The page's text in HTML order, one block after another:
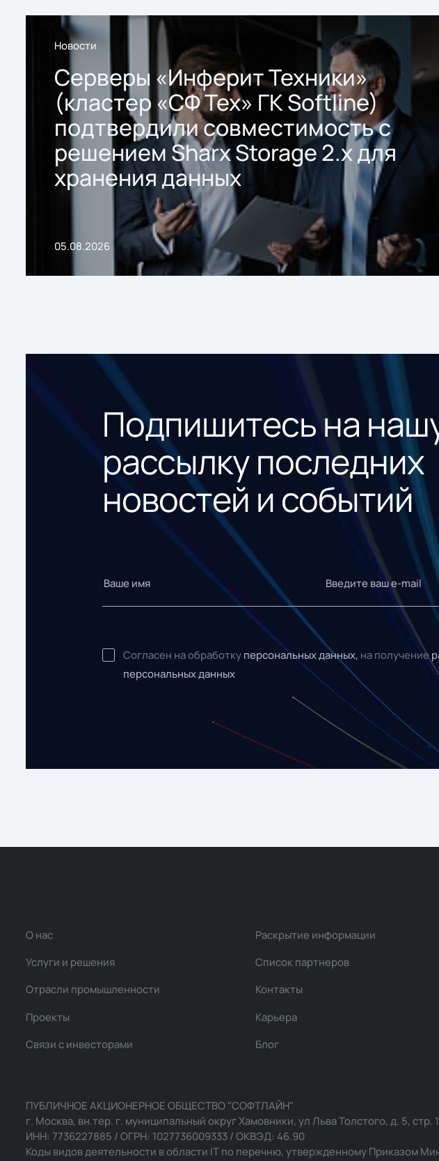
Новости
Серверы «Инферит Техники»
(кластер «СФ Тех» ГК Softline)
подтвердили совместимость с
решением Sharx Storage 2.x для
хранения данных
05.08.2026
Подпишитесь на
рассылку последних
новостей и событий
Согласен на обработку персональных данных, на получение
персональных данных
О нас
Услуги и решения
Отрасли промышленности
Проекты
Связи с инвесторами
Раскрытие информации
Список партнеров
Контакты
Карьера
Блог
ПУБЛИЧНОЕ АКЦИОНЕРНОЕ ОБЩЕСТВО "СОФТЛАЙН"
г. Москва, вн.тер. г. муниципальный округ Хамовники, ул Льва Толстого, д. 5,
ИНН: 7736227885 / ОГРН: 1027736009333 / ОКВЭД: 46.90
Коды видов деятельности в области IT по перечню, утвержденному Приказом